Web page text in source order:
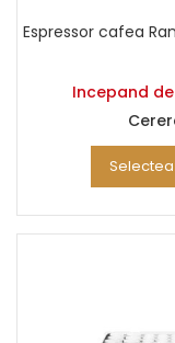
Espressor cafea
Incepand